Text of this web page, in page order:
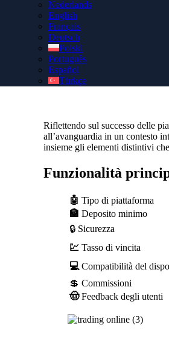
Nederlands
English
Français
Deutsch
Polski
Português
Español
Türkçe
Assicurati il tuo account
l’accesso a un Personal
configurazione.
Riflettendo sul successo delle
all’avanguardia in un contesto
insieme gli elementi distintivi
Funzionalità
🤖 Tipo di piattaforma
🏦 Deposito minimo
🔒 Sicurezza
💹 Tasso di vincita
💻 Compatibilità del
💲 Commissioni
🤠Feedback degli utenti